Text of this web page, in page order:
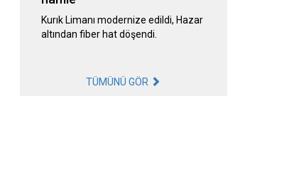
Kurık Limanı modernize edildi, Hazar
altından fiber hat döşendi.
TÜMÜNÜ GÖR